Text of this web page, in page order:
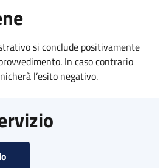
si conclude positivamente
In caso contrario
l’esito negativo.